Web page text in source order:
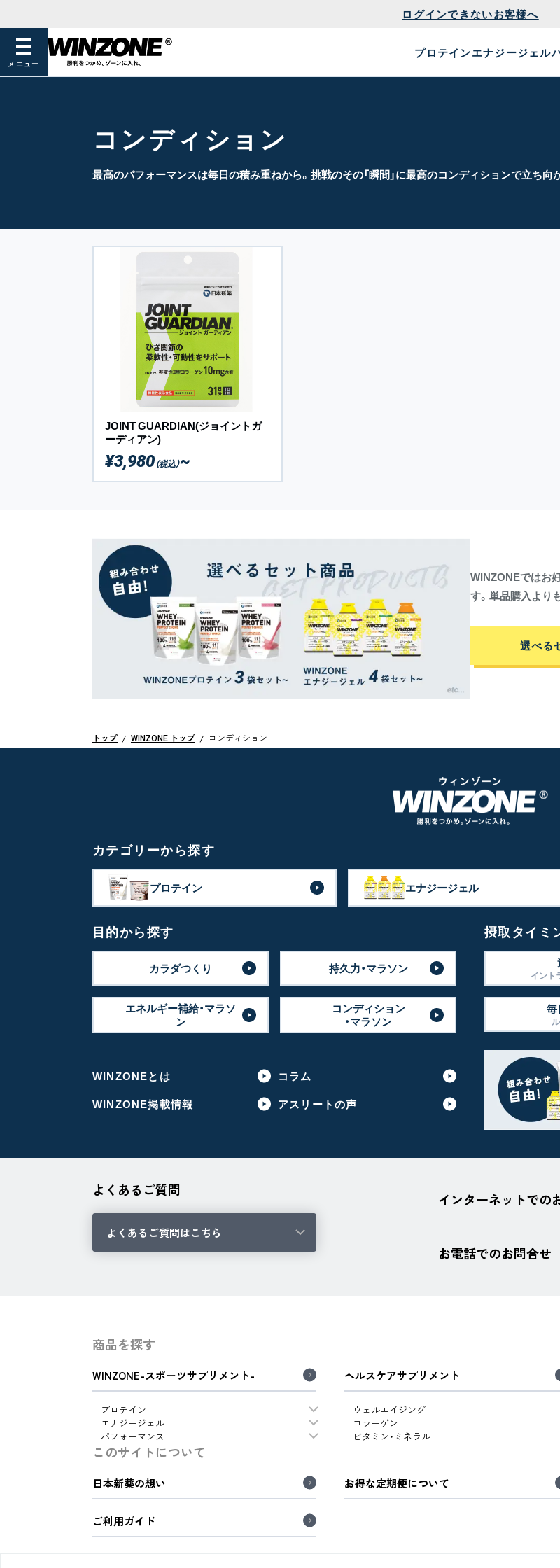
ログインできないお客様へ
メニュー
プロテインエナジージェル
コンディション
最高のパフォーマンスは毎日の積み重ねから。挑戦のその「瞬間」に最高のコンディションで立ち
JOINT GUARDIAN(ジョイントガ
ーディアン)
¥3,980（税込）~
WINZONEではお
す。単品購入より
選べる
トップ WINZONE トップ コンディション
カテゴリーから探す
プロテイン エナジージェル
目的から探す
カラダつくり 持久力・マラソン
エネルギー補給・マラソ
ン
コンディション
・マラソン
摂取タイミ
イント
毎
WINZONEとは
コラム
WINZONE掲載情報
アスリートの声
よくあるご質問
よくあるご質問はこちら
インターネットでの
お電話でのお問合せ
商品を探す
WINZONE-スポーツサプリメント-
プロテイン
エナジージェル
パフォーマンス
ヘルスケアサプリメント
ウェルエイジング
コラーゲン
ビタミン・ミネラル
このサイトについて
日本新薬の想い お得な定期便について
ご利用ガイド